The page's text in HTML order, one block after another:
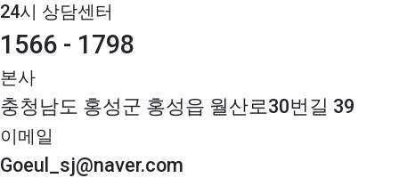
24시 상담센터
1566 - 1798
본사
충청남도 홍성군 홍성읍 월산로30번길 39
이메일
Goeul_sj@naver.com